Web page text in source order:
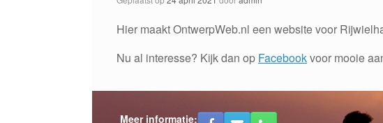
Hier maakt OntwerpWeb.nl een website voor
Nu al interesse? Kijk dan op Facebookvoor mooie
Meer informatie: